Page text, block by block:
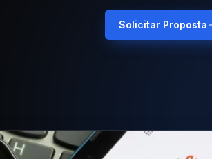
Solicitar Proposta